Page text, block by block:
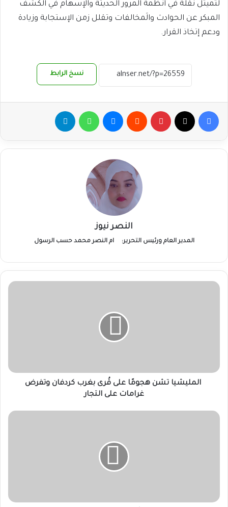
لتميثل نقلة في أنظمة المرور الحديثة والإسهام في الكشف
المبكر عن الحوادث والَمخالفات وتقلل زمن الإستجابة وزيادة
ودعم إتخاذ القرار.
نسخ الرابط
فيسبوك بينتيريست ماسنجر واتساب
النصر نيوز
المدير العام ورئيس التحرير: ام النصر محمد حسب الرسول
المليشيا
غرامات
المليشيا تشن هجومًا على قُرى بغرب كردفان وتفرض
غرامات على التجار
هيئة
في